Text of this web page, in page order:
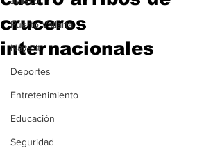
Puerto Vallarta
Nayarit
Deportes
Entretenimiento
Educación
Seguridad
cruceros
internacionales